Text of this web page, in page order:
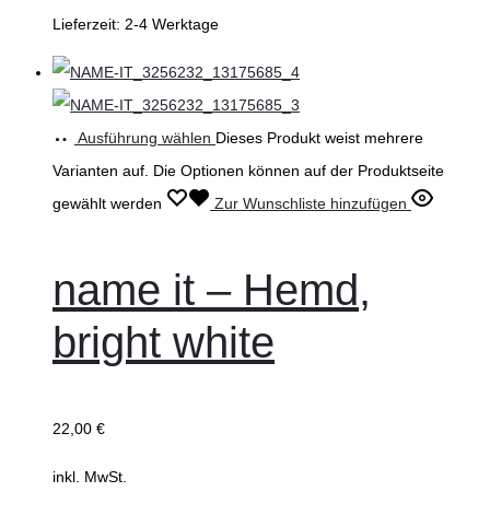
Lieferzeit: 2-4 Werktage
Ausführung wählen Dieses Produkt weist mehrere
Varianten auf. Die Optionen können auf der Produktseite
gewählt werden
Zur Wunschliste hinzufügen
name it – Hemd,
bright white
22,00 €
inkl. MwSt.